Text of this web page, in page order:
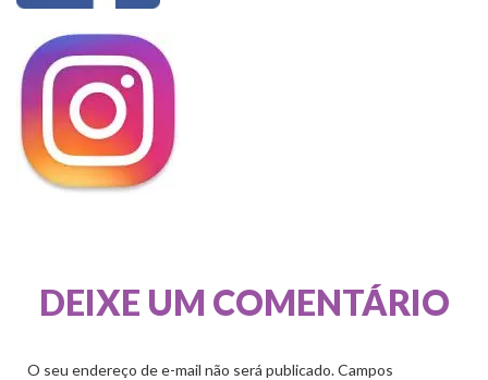
DEIXE UM COMENTÁRIO
O seu endereço de e-mail não será publicado. Campos